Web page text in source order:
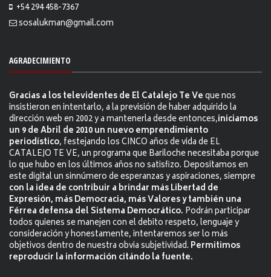
+54 294 458-7367
sosalukman@gmail.com
AGRADECIMIENTO
Gracias a los televidentes de El Catalejo Te Veque nos
insistieron en intentarlo, a la previsión de haber adquirido la
dirección web en 2002 y a mantenerla desde entonces,iniciamos
un 9 de Abril de 2010 un nuevo emprendimiento
periodístico, festejando los CINCO años de vida de EL
CATALEJO TE VE, un programa que Bariloche necesitaba porque
lo que hubo en los últimos años no satisfizo. Depositamos en
este digital un sinnúmero de esperanzas y aspiraciones, siempre
con la idea de contribuir a brindar más Libertad de
Expresión, más Democracia, más Valores y también una
Férrea defensa del Sistema Democrático. Podrán participar
todos quienes se manejen con el debito respeto, lenguaje y
consideración y honestamente, intentaremos ser lo más
objetivos dentro de nuestra obvia subjetividad. Permitimos
reproducir la información citándo la fuente.